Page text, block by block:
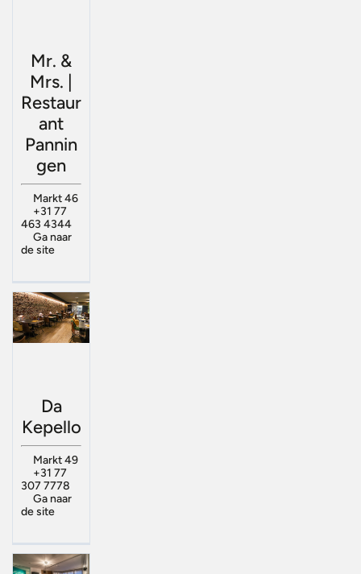
Mr. &
Mrs. |
Restaur
ant
Pannin
gen
Markt 46
+31 77
463 4344
Ga naar
de site
Da
Kepello
Markt 49
+31 77
307 7778
Ga naar
de site